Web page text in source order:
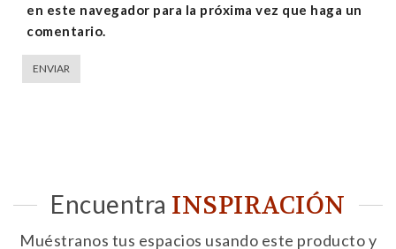
en este navegador para la próxima vez que haga un
comentario.
Encuentra INSPIRACIÓN
Muéstranos tus espacios usando este producto y